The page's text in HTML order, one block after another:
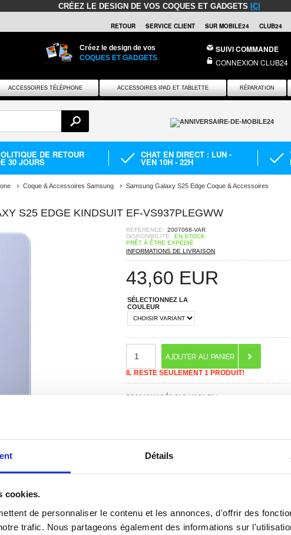
Détails
cookies.
de personnaliser le contenu et les annonces, d'offrir des
trafic. Nous partageons également des informations sur
CRÉEZ LE DESIGN DE VOS COQUES ET GADGETS ICI
RETOUR SERVICE CLIENT SUR MOBILE24 CLUB24
Créez le design de vos
COQUES ET GADGETS
SUIVI COMMANDE
CONNEXION CLUB24
ACCESSOIRES TÉLÉPHONE ACCESSOIRES IPAD ET TABLETTE RÉPARATION
DE RETOUR
30 JOURS
CHAT EN DIRECT : LUN -
VEN 10H - 22H
Coque & Accessoires Samsung Samsung Galaxy S25 Edge Coque & Accessoires
S25 EDGE KINDSUIT EF-VS937PLEGWW
RÉFÉRENCE: 2007068-VAR
DISPONIBILITÉ: EN STOCK.
PRÊT À ÊTRE EXPÉDIÉ
INFORMATIONS DE LIVRAISON
43,60 EUR
SÉLECTIONNEZ LA
COULEUR
IL RESTE SEULEMENT 1 PRODUIT!
RECOMMANDÉS PAR MOBILE24
? CONTACTEZ-NOUS !